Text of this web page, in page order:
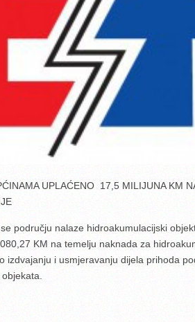
UPLAĆENO 17,5 MILIJUNA KM
području nalaze hidroakumulacijski
KM na temelju naknada za
izdvajanju i usmjeravanju dijela prihoda